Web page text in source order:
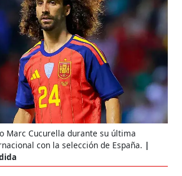
Marc Cucurella durante su última
con la selección de España.